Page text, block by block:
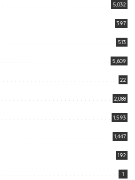
5,032
397
513
5,609
22
2,088
1,593
1,447
192
1